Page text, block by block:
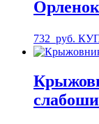
Орленок
732 руб.